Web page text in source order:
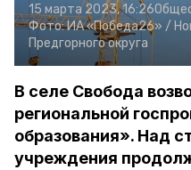
15 марта 2023, 16:26
Фото:ИА «Победа26» /
Предгорного округа
В селе Свобода
региональной
образования». Над
учреждения